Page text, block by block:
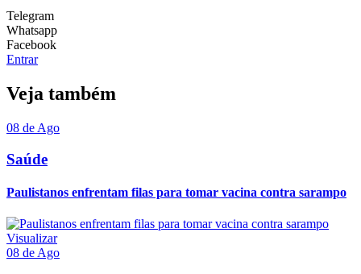
Telegram
Whatsapp
Facebook
Entrar
Veja também
08 de Ago
Saúde
Paulistanos enfrentam filas para tomar vacina contra sarampo
Visualizar
08 de Ago